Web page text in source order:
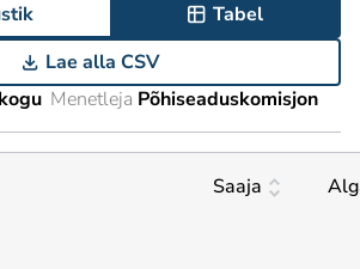
Tabel
Lae alla CSV
Menetleja Põhiseaduskomisjon
Saaja